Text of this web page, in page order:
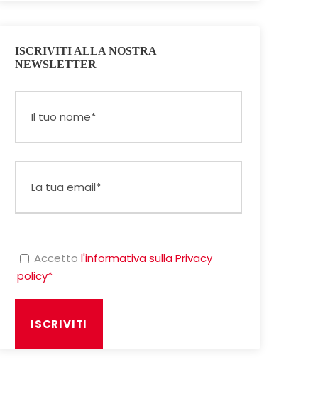
ISCRIVITI ALLA NOSTRA
NEWSLETTER
Accetto l'informativa sulla Privacy
policy*